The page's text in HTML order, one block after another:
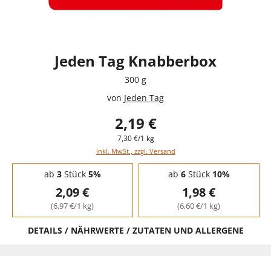
Jeden Tag Knabberbox
300 g
von Jeden Tag
2,19 €
7,30 €/1 kg
inkl. MwSt., zzgl. Versand
Staffelpreise - Mengenrabatt
ab 3Stück 5%
2,09 €
(6,97 €/1 kg)
ab 6Stück 10%
1,98 €
(6,60 €/1 kg)
DETAILS / NÄHRWERTE / ZUTATEN UND ALLERGENE